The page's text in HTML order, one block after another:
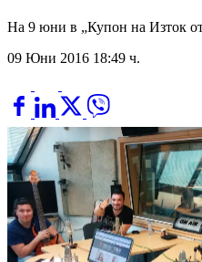
На 9 юни в „Купон на Изток от
09 Юни 2016 18:49 ч.